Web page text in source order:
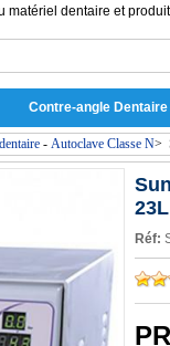
matériel dentaire et
Contre-angle Dentaire
- Autoclave Classe N>
Réf: